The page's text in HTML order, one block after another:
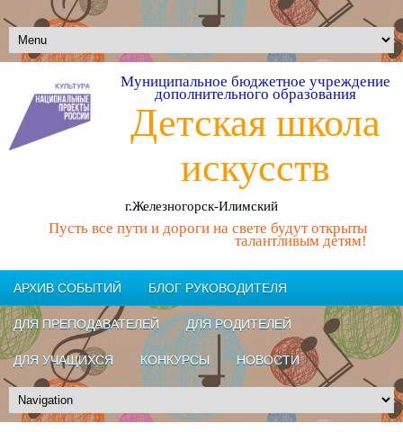
Муниципальное бюджетное учреждение
дополнительного образования
Детская школа
искусств
г.Железногорск-Илимский
Пусть все пути и дороги на свете будут открыты
талантливым детям!
АРХИВ СОБЫТИЙ БЛОГ РУКОВОДИТЕЛЯ
ДЛЯ ПРЕПОДАВАТЕЛЕЙ ДЛЯ РОДИТЕЛЕЙ
ДЛЯ УЧАЩИХСЯ КОНКУРСЫ НОВОСТИ